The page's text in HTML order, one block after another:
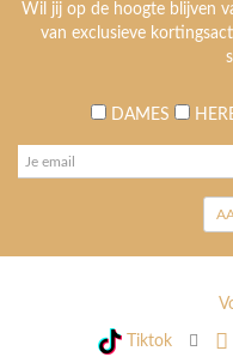
Wil jij op de hoogte blijven
van exclusieve
DAMES
Tiktok